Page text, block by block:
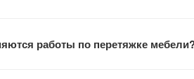
гарантийный срок на выполненные
работы по перетяжке